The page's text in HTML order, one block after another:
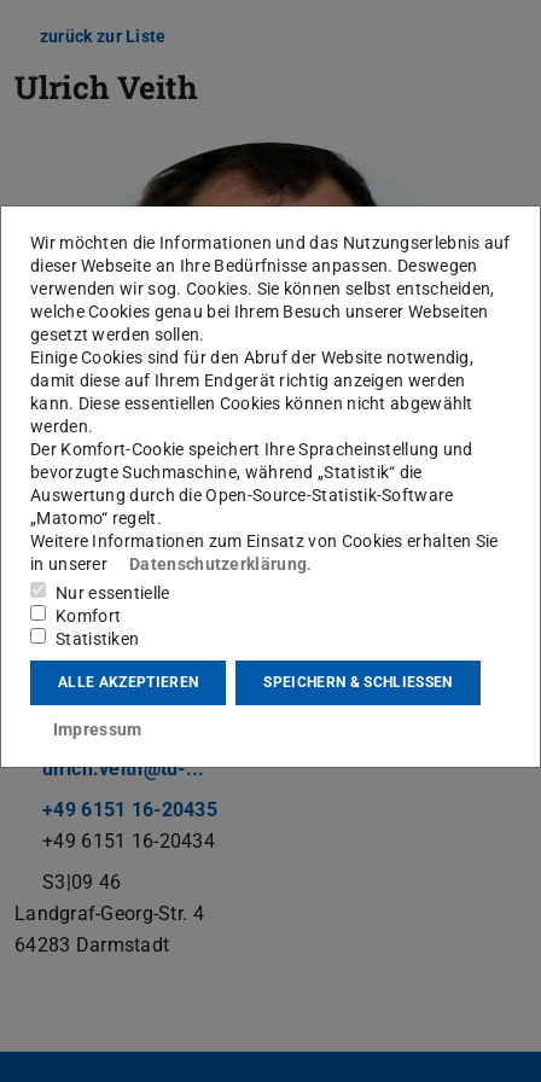
zurück zur Liste
Ulrich Veith
Werkstattleitung
Kontakt
ulrich.veith@tu-...
+49 6151 16-20435
+49 6151 16-20434
S3|09 46
Landgraf-Georg-Str. 4
64283 Darmstadt
Wir möchten die Informationen und das Nutzungserlebnis auf
dieser Webseite an Ihre Bedürfnisse anpassen. Deswegen
verwenden wir sog. Cookies. Sie können selbst entscheiden,
welche Cookies genau bei Ihrem Besuch unserer Webseiten
gesetzt werden sollen.
Einige Cookies sind für den Abruf der Website notwendig,
damit diese auf Ihrem Endgerät richtig anzeigen werden
kann. Diese essentiellen Cookies können nicht abgewählt
werden.
Der Komfort-Cookie speichert Ihre Spracheinstellung und
bevorzugte Suchmaschine, während „Statistik“ die
Auswertung durch die Open-Source-Statistik-Software
„Matomo“ regelt.
Weitere Informationen zum Einsatz von Cookies erhalten Sie
in unserer
Datenschutzerklärung.
Nur essentielle
Komfort
Statistiken
ALLE AKZEPTIEREN SPEICHERN & SCHLIESSEN
Impressum